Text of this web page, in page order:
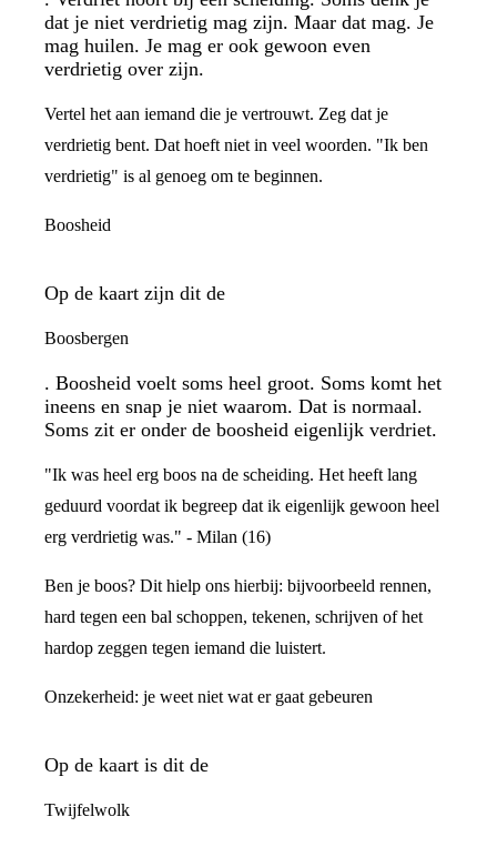
dat je niet verdrietig mag zijn. Maar dat mag. Je
mag huilen. Je mag er ook gewoon even
verdrietig over zijn.
Vertel het aan iemand die je vertrouwt. Zeg dat je
verdrietig bent. Dat hoeft niet in veel woorden. "Ik ben
verdrietig" is al genoeg om te beginnen.
Boosheid
Op de kaart zijn dit de
Boosbergen
. Boosheid voelt soms heel groot. Soms komt het
ineens en snap je niet waarom. Dat is normaal.
Soms zit er onder de boosheid eigenlijk verdriet.
"Ik was heel erg boos na de scheiding. Het heeft lang
geduurd voordat ik begreep dat ik eigenlijk gewoon heel
erg verdrietig was." - Milan (16)
Ben je boos? Dit hielp ons hierbij: bijvoorbeeld rennen,
hard tegen een bal schoppen, tekenen, schrijven of het
hardop zeggen tegen iemand die luistert.
Onzekerheid: je weet niet wat er gaat gebeuren
Op de kaart is dit de
Twijfelwolk